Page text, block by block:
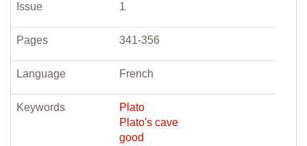
Issue 1
Pages 341-356
Language French
Keywords
Plato
Plato's cave
good